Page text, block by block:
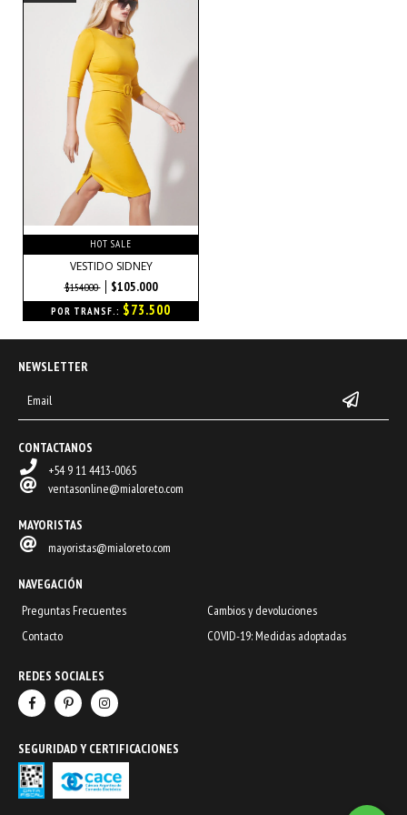
HOT SALE
VESTIDO SIDNEY
$154.000 $105.000
POR TRANSF.: $73.500
NEWSLETTER
CONTACTANOS
+54 9 11 4413-0065
ventasonline@mialoreto.com
MAYORISTAS
mayoristas@mialoreto.com
NAVEGACIÓN
Preguntas Frecuentes
Cambios y devoluciones
Contacto
COVID-19: Medidas adoptadas
REDES SOCIALES
SEGURIDAD Y CERTIFICACIONES